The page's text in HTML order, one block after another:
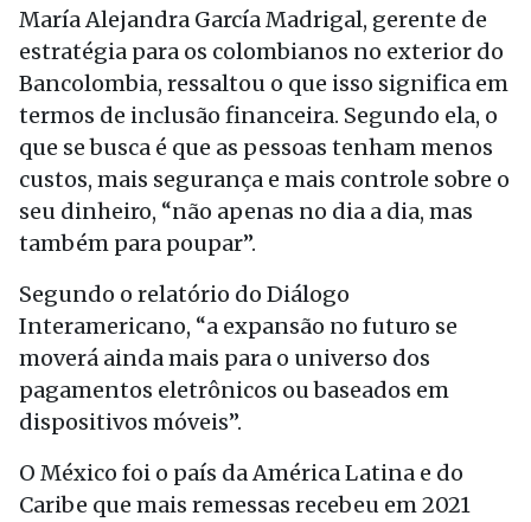
María Alejandra García Madrigal, gerente de
estratégia para os colombianos no exterior do
Bancolombia, ressaltou o que isso significa em
termos de inclusão financeira. Segundo ela, o
que se busca é que as pessoas tenham menos
custos, mais segurança e mais controle sobre o
seu dinheiro, “não apenas no dia a dia, mas
também para poupar”.
Segundo o relatório do Diálogo
Interamericano, “a expansão no futuro se
moverá ainda mais para o universo dos
pagamentos eletrônicos ou baseados em
dispositivos móveis”.
O México foi o país da América Latina e do
Caribe que mais remessas recebeu em 2021